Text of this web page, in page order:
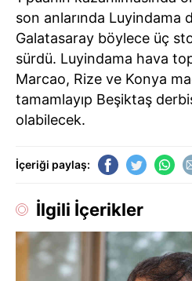
son anlarında Luyindama
Galatasaray böylece üç
sürdü. Luyindama hava
Marcao, Rize ve Konya
tamamlayıp Beşiktaş
olabilecek.
İçeriği paylaş:
İlgili İçerikler